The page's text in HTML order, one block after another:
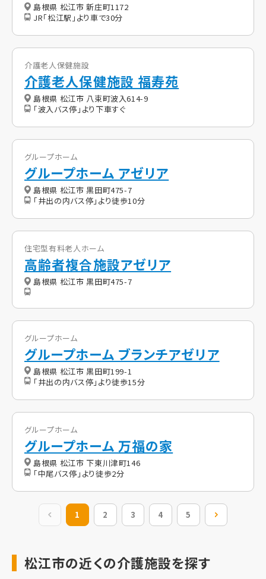
島根県 松江市 新庄町1172
JR「松江駅」より車で30分
介護老人保健施設
介護老人保健施設 福寿苑
島根県 松江市 八束町波入614-9
「波入バス停」より下車すぐ
グループホーム
グループホーム アゼリア
島根県 松江市 黒田町475-7
「井出の内バス停」より徒歩10分
住宅型有料老人ホーム
高齢者複合施設アゼリア
島根県 松江市 黒田町475-7
グループホーム
グループホーム ブランチアゼリア
島根県 松江市 黒田町199-1
「井出の内バス停」より徒歩15分
グループホーム
グループホーム 万福の家
島根県 松江市 下東川津町146
「中尾バス停」より徒歩2分
前の20件
1 2 3 4 5
松江市の近くの介護施設を探す